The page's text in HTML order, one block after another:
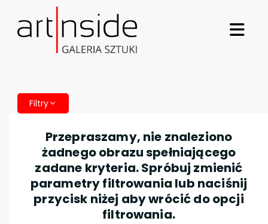
Filtry
Przepraszamy, nie znaleziono
żadnego obrazu spełniającego
zadane kryteria. Spróbuj zmienić
parametry filtrowania lub naciśnij
przycisk niżej aby wrócić do opcji
filtrowania.